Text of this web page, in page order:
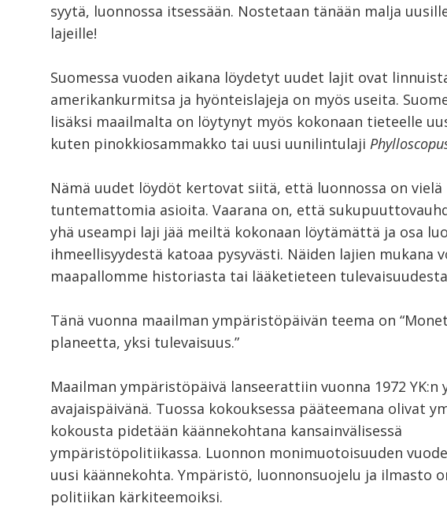
syytä, luonnossa itsessään. Nostetaan tänään malja
lajeille!
Suomessa vuoden aikana löydetyt uudet lajit ovat
amerikankurmitsa ja hyönteislajeja on myös useita.
lisäksi maailmalta on löytynyt myös kokonaan tieteelle
kuten pinokkiosammakko tai uusi uunilintulaji
Nämä uudet löydöt kertovat siitä, että luonnossa on
tuntemattomia asioita. Vaarana on, että
yhä useampi laji jää meiltä kokonaan löytämättä ja osa
ihmeellisyydestä katoaa pysyvästi. Näiden lajien mukana
maapallomme historiasta tai lääketieteen
Tänä vuonna maailman ympäristöpäivän teema on
planeetta, yksi tulevaisuus.”
Maailman ympäristöpäivä lanseerattiin vuonna 1972 YK:n
avajaispäivänä. Tuossa kokouksessa pääteemana olivat
kokousta pidetään käännekohtana kansainvälisessä
ympäristöpolitiikassa. Luonnon monimuotoisuuden
uusi käännekohta. Ympäristö, luonnonsuojelu ja ilmasto
politiikan kärkiteemoiksi.